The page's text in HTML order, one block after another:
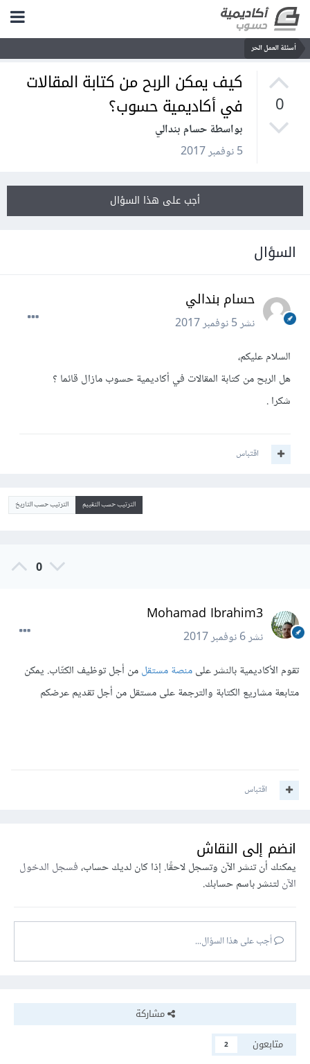
أسئلة العمل الحر
0
كيف يمكن الربح من كتابة المقالات
في أكاديمية حسوب؟
بواسطة حسام بندالي
5 نوفمبر 2017
أجب على هذا السؤال
السؤال
حسام بندالي
نشر5 نوفمبر 2017
السلام عليكم،
هل الربح من كتابة المقالات في أكاديمية حسوب مازال قائما ؟
شكرا .
اقتباس
الترتيب حسب التقييم الترتيب حسب التاريخ
0
Mohamad Ibrahim3
نشر6 نوفمبر 2017
تقوم الأكاديمية بالنشر علىمنصة مستقلمن أجل توظيف الكتّاب. يمكن
متابعة مشاريع الكتابة والترجمة على مستقل من أجل تقديم عرضكم
اقتباس
انضم إلى النقاش
يمكنك أن تنشر الآن وتسجل لاحقًا. إذا كان لديك حساب،فسجل الدخول
الآنلتنشر باسم حسابك.
أجب على هذا السؤال...
مشاركة
متابعون
2